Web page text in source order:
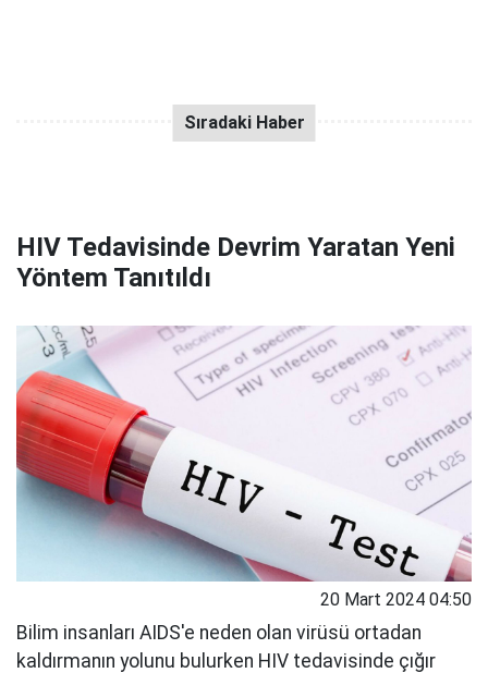
HIV Tedavisinde Devrim Yaratan Yeni
Yöntem Tanıtıldı
20 Mart 2024 04:50
Bilim insanları AIDS'e neden olan virüsü ortadan
kaldırmanın yolunu bulurken HIV tedavisinde çığır